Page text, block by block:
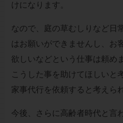
けになります。
なので、庭の草むしりなど日
はお願いができませんし、お
欲しいなどという仕事は頼め
こうした事を助けてほしいと
家事代行を依頼すると考えら
今後、さらに高齢者時代と言